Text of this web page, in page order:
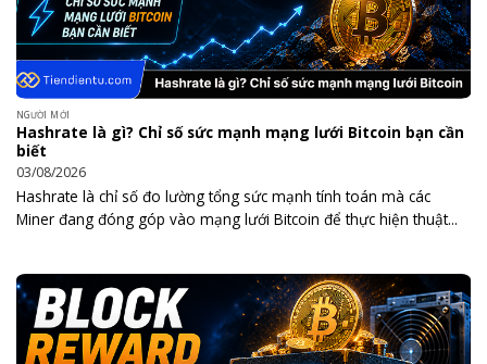
NGƯỜI MỚI
Hashrate là gì? Chỉ số sức mạnh mạng lưới Bitcoin bạn cần
biết
03/08/2026
Hashrate là chỉ số đo lường tổng sức mạnh tính toán mà các
Miner đang đóng góp vào mạng lưới Bitcoin để thực hiện thuật...